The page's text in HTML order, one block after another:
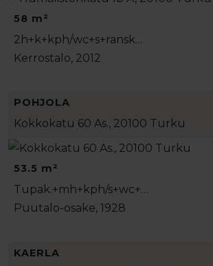
58 m²
2h+k+kph/wc+s+ransk…
Kerrostalo, 2012
POHJOLA
Kokkokatu 60 As., 20100 Turku
53.5 m²
Tupak.+mh+kph/s+wc+…
Puutalo-osake, 1928
KAERLA